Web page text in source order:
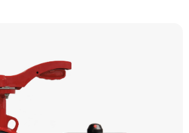
zakaz325@ks-rus.com
Email для связи
9, пав. 31